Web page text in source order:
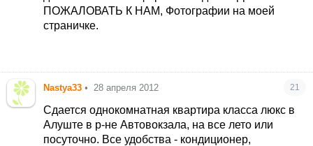
ПОЖАЛОВАТЬ К НАМ, Фотографии на моей
страничке.
Nastya33 • 28 апреля 2012 21
Сдается однокомнатная квартира класса люкс в
Алуште в р-не Автовокзала, на все лето или
посуточно. Все удобства - кондиционер,